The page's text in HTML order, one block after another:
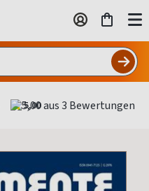
5,00